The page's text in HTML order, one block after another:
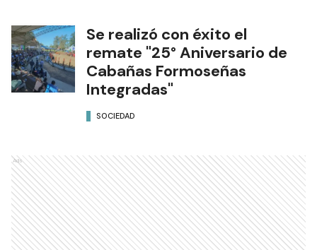
Se realizó con éxito el
remate "25° Aniversario de
Cabañas Formoseñas
Integradas"
SOCIEDAD
Ads